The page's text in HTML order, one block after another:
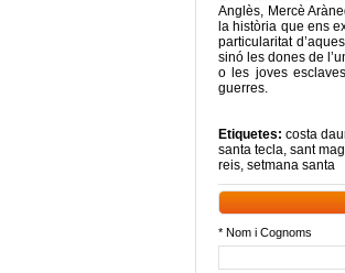
Anglès, Mercè
la història que ens
particularitat
sinó les dones de
o les joves
guerres.
Etiquetes: costa
santa tecla, sant
reis, setmana santa
* Nom i Cognoms